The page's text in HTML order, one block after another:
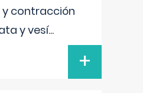
y contracción
y vesí...
+